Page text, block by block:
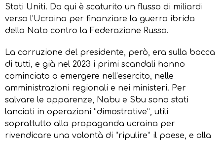
Stati Uniti. Da qui è scaturito un flusso di miliardi
verso l’Ucraina per finanziare la guerra ibrida
della Nato contro la Federazione Russa.
La corruzione del presidente, però, era sulla bocca
di tutti, e già nel 2023 i primi scandali hanno
cominciato a emergere nell’esercito, nelle
amministrazioni regionali e nei ministeri. Per
salvare le apparenze, Nabu e Sbu sono stati
lanciati in operazioni “dimostrative”, utili
soprattutto alla propaganda ucraina per
rivendicare una volontà di “ripulire” il paese, e alla